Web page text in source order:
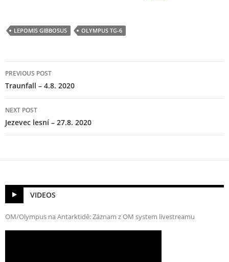
LEPOMIS GIBBOSUS OLYMPUS TG-6
navigation
PREVIOUS POST
Traunfall – 4.8. 2020
NEXT POST
Jezevec lesní – 27.8. 2020
VIDEOS
OM/Olympus na Antarktidě: Záznam z OM system livestreamu